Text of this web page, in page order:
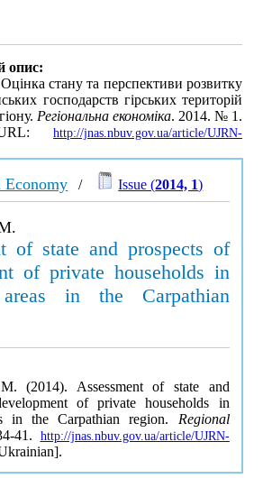
опис:
стану та перспективи розвитку
господарств гірських територій
Регіональна економіка. 2014. № 1.
http://jnas.nbuv.gov.ua/article/UJRN-
Economy / Issue (2014, 1)
of state and prospects of
of private households in
in the Carpathian
(2014). Assessment of state and
of private households in
in the Carpathian region. Regional
41. http://jnas.nbuv.gov.ua/article/UJRN-